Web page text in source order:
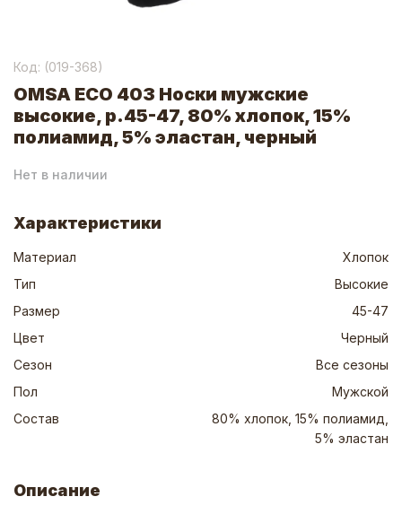
Код: (019-368)
OMSA ECO 403 Носки мужские
высокие, р.45-47, 80% хлопок, 15%
полиамид, 5% эластан, черный
Нет в наличии
Характеристики
Материал
Хлопок
Тип
Высокие
Размер
45-47
Цвет
Черный
Сезон
Все сезоны
Пол
Мужской
Состав
80% хлопок, 15% полиамид,
5% эластан
Описание